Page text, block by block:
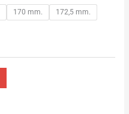
170 mm.
172,5 mm.